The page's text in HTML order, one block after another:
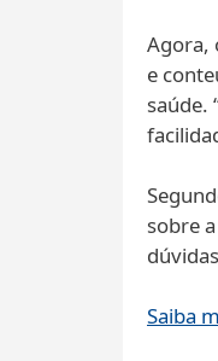
Agora,
e
saúde.
sobre
Saiba